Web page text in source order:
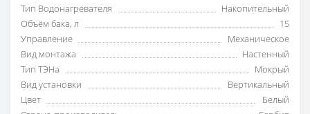
Тип Водонагревателя
Накопительный
Объём бака, л
15
Управление
Механическое
Вид монтажа
Настенный
Тип ТЭНа
Мокрый
Вид установки
Вертикальный
Цвет
Белый